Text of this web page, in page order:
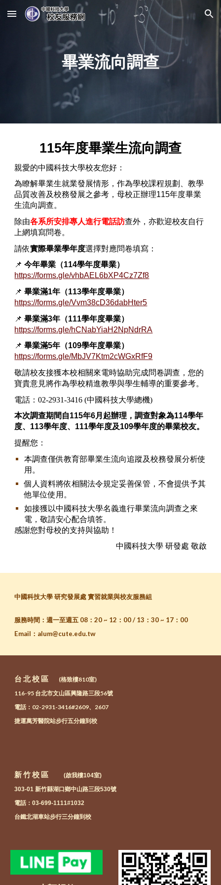
Skip to main content Skip to navigation
畢業流向調查
115年度畢業生流向調查
親愛的中國科技大學校友您好：
為瞭解畢業生就業發展情形，作為學校課程規劃、教學
品質改善及校務發展之參考，母校正辦理115年度畢業
生流向調查。
除由各系所安排專人進行電話訪查外，亦歡迎校友自行
上網填寫問卷。
請依實際畢業學年度選擇對應問卷填寫：
📌今年畢業（114學年度畢業）
https://forms.gle/vhbAEL6bXP4Cz7Zf8
📌畢業滿1年（113學年度畢業）
https://forms.gle/Vvm38cD36dabHter5
📌畢業滿3年（111學年度畢業）
https://forms.gle/hCNabYiaH2NpNdrRA
📌畢業滿5年（109學年度畢業）
https://forms.gle/MbJV7Ktm2cWGxRfF9
敬請校友接獲本校相關來電時協助完成問卷調查，您的
寶貴意見將作為學校精進教學與學生輔導的重要參考。
電話：02-2931-3416 (中國科技大學總機)
本次調查期間自115年6月起辦理，調查對象為114學年
度、 113學年度、 111學年度及109學年度的畢業校友。
提醒您：
本調查僅供教育部畢業生流向追蹤及校務發展分析使
用。
個人資料將依相關法令規定妥善保管，不會提供予其
他單位使用。
如接獲以中國科技大學名義進行畢業流向調查之來
電，敬請安心配合填答。
感謝您對母校的支持與協助！
中國科技大學 研發處 敬啟
中國科技大學 研究發展處 實習就業與校友服務組
服務時間：週一至週五 08：20 ~ 12：00 / 13：30 ~ 17：00
Email ： alum@cute.edu.tw
台 北 校 區
(格致樓810室)
116-95 台北市文山區興隆路三段56號
電話：02-2931-3416#2609、2607
捷運萬芳醫院站步行五分鐘到校
新 竹 校 區 (啟我樓104室)
303-01 新竹縣湖口鄉中山路三段530號
電話：03-699-1111#1032
台鐵北湖車站步行三分鐘到校